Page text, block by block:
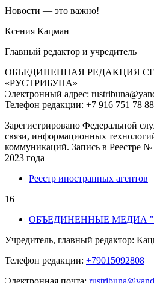
Новости — это важно!
Ксения Кацман
Главный редактор и учредитель
ОБЪЕДИНЕННАЯ РЕДАКЦИЯ
«РУСТРИБУНА»
Электронный адрес:
Телефон редакции: +7 916 751 78 88
Зарегистрировано Федеральной
связи, информационных
коммуникаций. Запись в Реестре
2023 года
Реестр иностранных агентов
16+
ОБЪЕДИНЕННЫЕ МЕДИА
Учредитель, главный редактор:
Телефон редакции: +79015092808
Электронная почта: